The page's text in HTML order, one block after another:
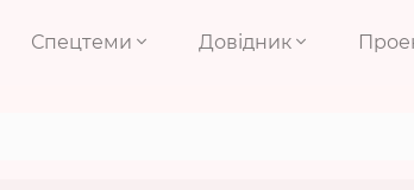
Спецтеми Довідник